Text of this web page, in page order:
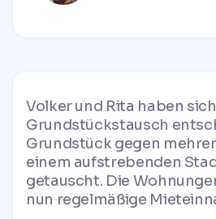
Volker und Rita haben
Grundstückstausch
Grundstück gegen
einem aufstrebenden
getauscht. Die
nun regelmäßige